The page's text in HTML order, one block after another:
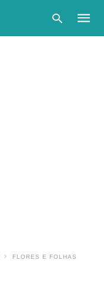
FLORES E FOLHAS